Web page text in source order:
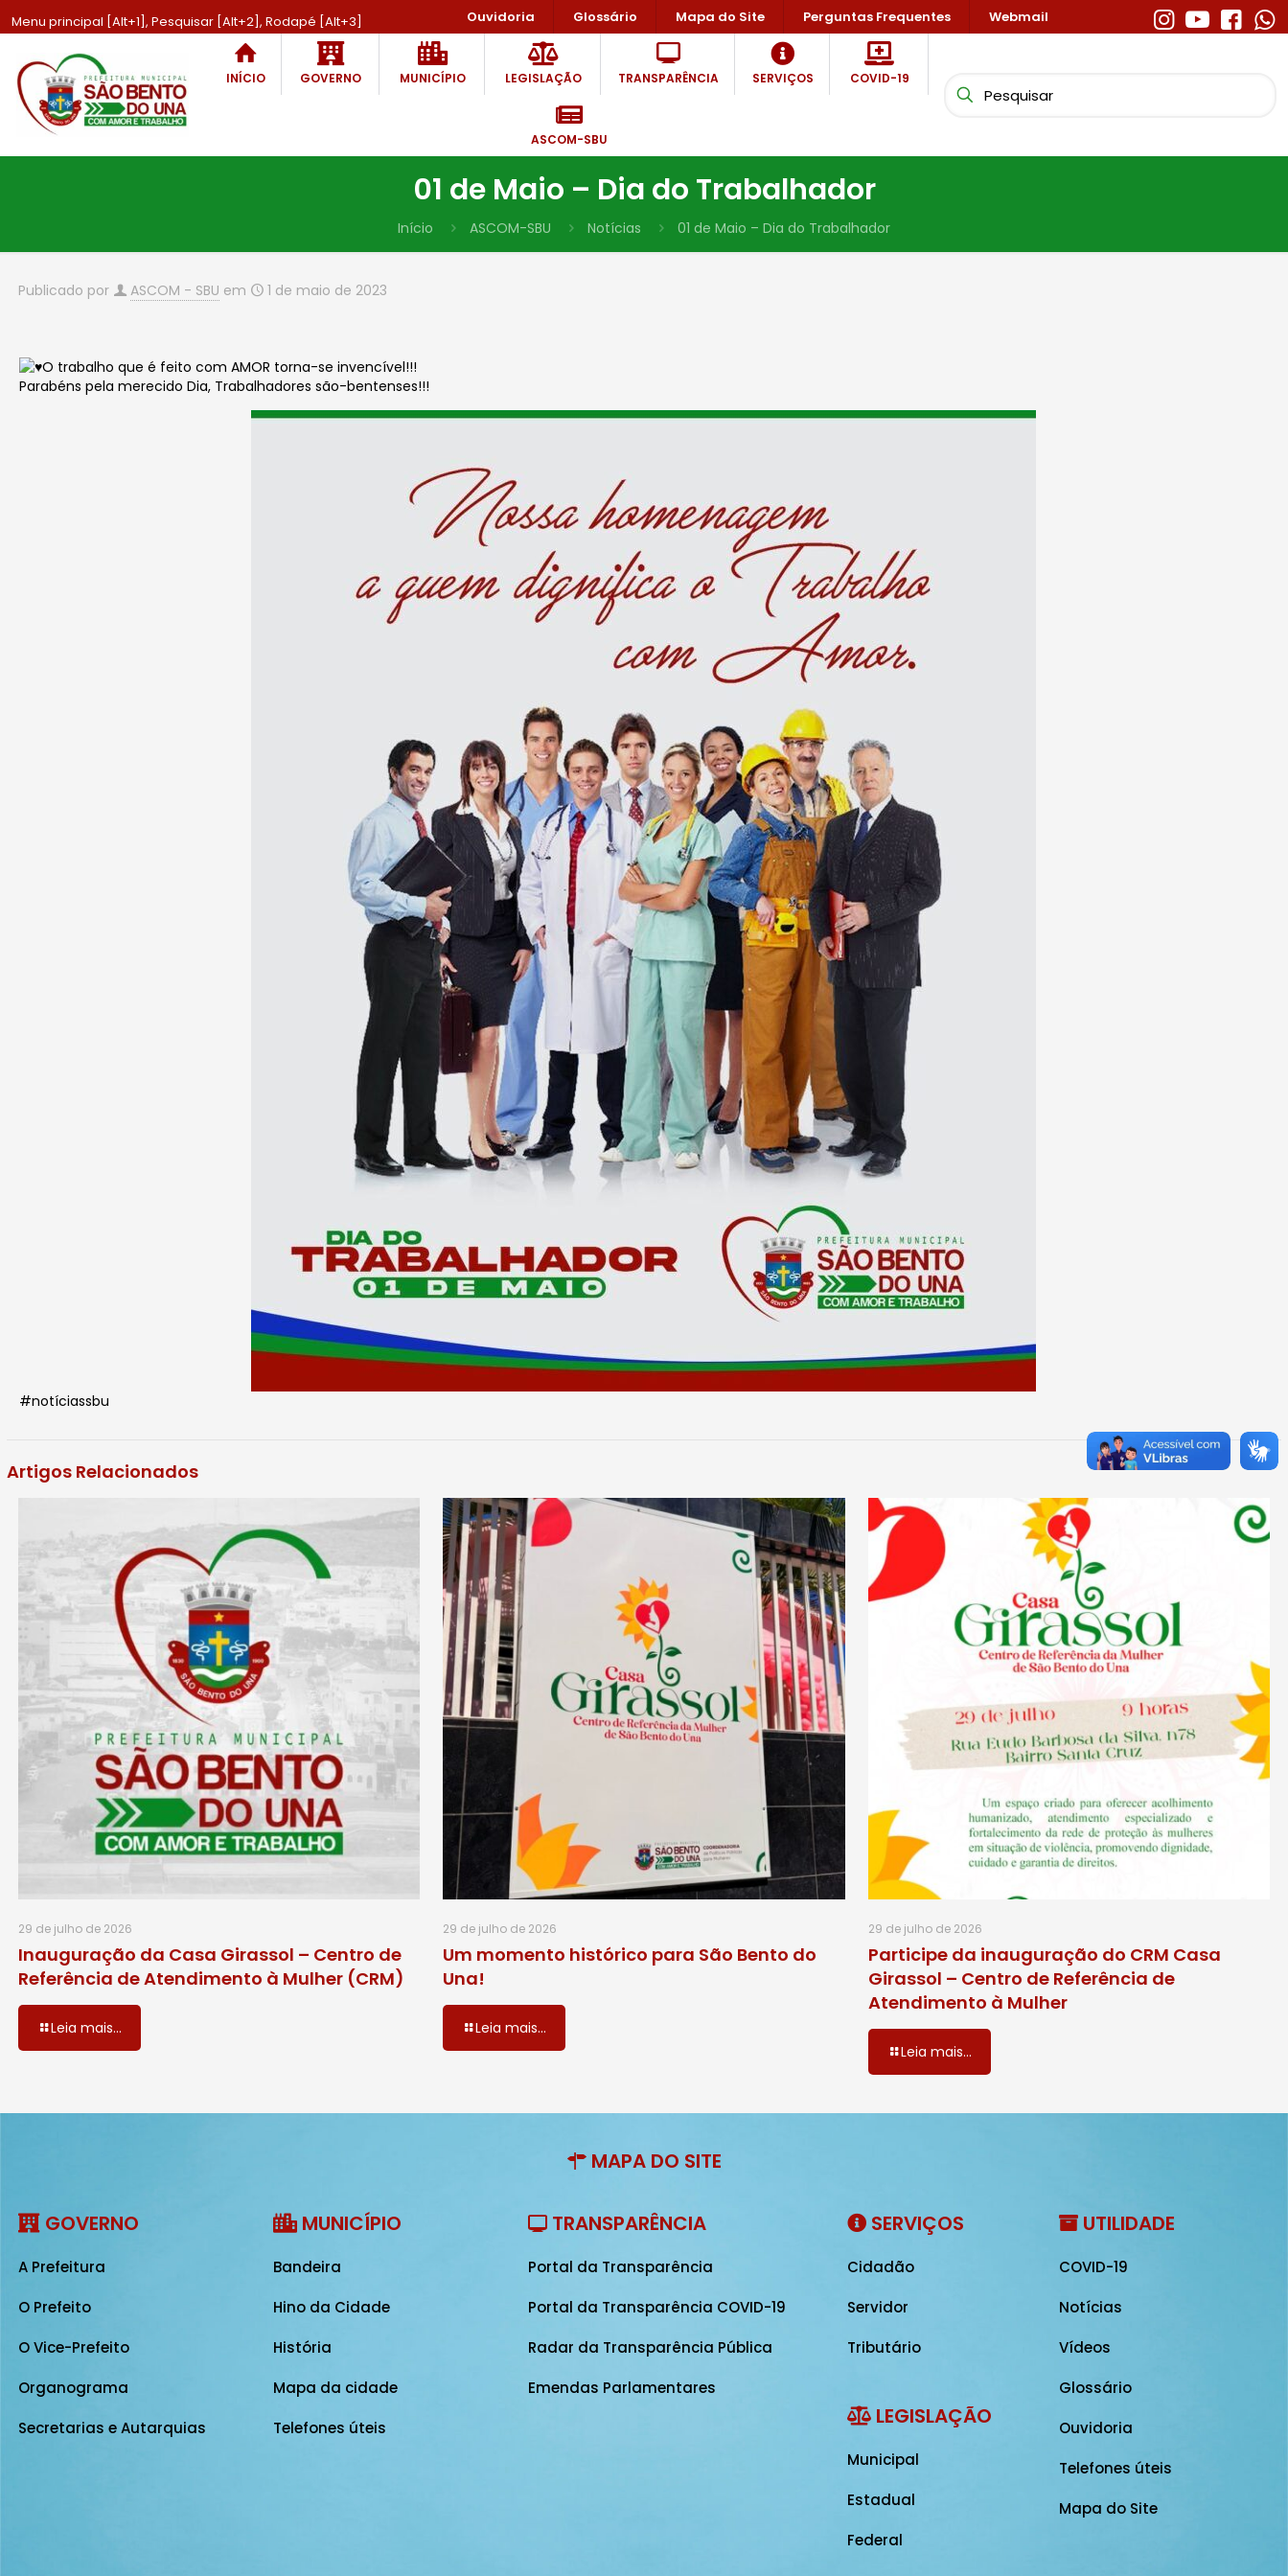
Menu principal [Alt+1], Pesquisar [Alt+2], Rodapé [Alt+3] Ouvidoria Glossário Mapa do Site Perguntas Frequentes Webmail
INÍCIO GOVERNO MUNICÍPIO LEGISLAÇÃO TRANSPARÊNCIA SERVIÇOS COVID-19
ASCOM-SBU
01 de Maio – Dia do Trabalhador
Início ASCOM-SBU Notícias 01 de Maio – Dia do Trabalhador
Publicado por ASCOM - SBU em 1 de maio de 2023
O trabalho que é feito com AMOR torna-se invencível!!!
Parabéns pela merecido Dia, Trabalhadores são-bentenses!!!
#notíciassbu
Artigos Relacionados
29 de julho de 2026
Inauguração da Casa Girassol – Centro de
Referência de Atendimento à Mulher (CRM)
Leia mais...
29 de julho de 2026
Um momento histórico para São Bento do
Una!
Leia mais...
29 de julho de 2026
Participe da inauguração do CRM Casa
Girassol – Centro de Referência de
Atendimento à Mulher
Leia mais...
MAPA DO SITE
GOVERNO
A Prefeitura
O Prefeito
O Vice-Prefeito
Organograma
Secretarias e Autarquias
MUNICÍPIO
Bandeira
Hino da Cidade
História
Mapa da cidade
Telefones úteis
TRANSPARÊNCIA
Portal da Transparência
Portal da Transparência COVID-19
Radar da Transparência Pública
Emendas Parlamentares
SERVIÇOS
Cidadão
Servidor
Tributário
LEGISLAÇÃO
Municipal
Estadual
Federal
UTILIDADE
COVID-19
Notícias
Vídeos
Glossário
Ouvidoria
Telefones úteis
Mapa do Site